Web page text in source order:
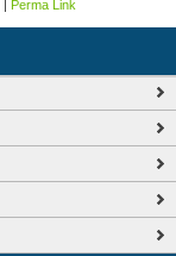
Perma Link